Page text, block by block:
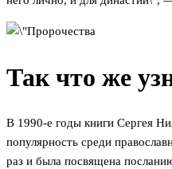
Так что же
В 1990-е годы книги Сергея
популярность среди
раз и была посвящена